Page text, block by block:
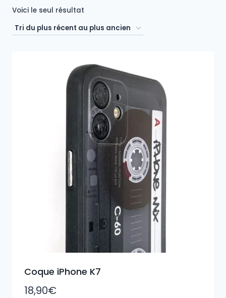
Voici le seul résultat
Coque iPhone K7
18,90€